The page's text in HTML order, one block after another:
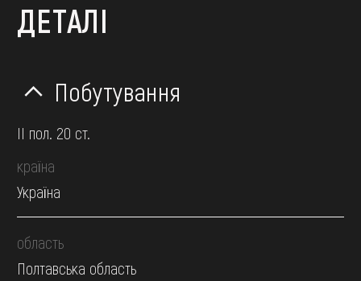
ДЕТАЛІ
Побутування
II пол. 20 ст.
країна
Україна
область
Полтавська область